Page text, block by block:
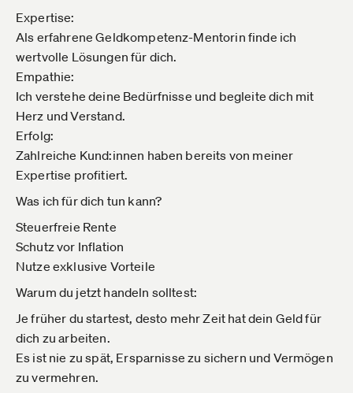
Expertise:
Als erfahrene Geldkompetenz-Mentorin finde ich
wertvolle Lösungen für dich.
Empathie:
Ich verstehe deine Bedürfnisse und begleite dich mit
Herz und Verstand.
Erfolg:
Zahlreiche Kund:innen haben bereits von meiner
Expertise profitiert.
Was ich für dich tun kann?
Steuerfreie Rente
Schutz vor Inflation
Nutze exklusive Vorteile
Warum du jetzt handeln solltest:
Je früher du startest, desto mehr Zeit hat dein Geld für
dich zu arbeiten.
Es ist nie zu spät, Ersparnisse zu sichern und Vermögen
zu vermehren.